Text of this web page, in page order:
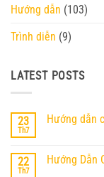
Hướng dẫn (103)
Trình diễn (9)
LATEST POSTS
23
Th7
Hướng dẫn
luận
22
Th7
Hướng Dẫn